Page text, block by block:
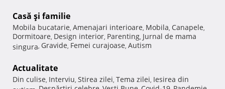
Casă şi familie
Mobila bucatarie, Amenajari interioare, Mobila, Canapele,
Dormitoare, Design interior, Parenting, Jurnal de mama
singura, Gravide, Femei curajoase, Autism
Actualitate
Din culise, Interviu, Stirea zilei, Tema zilei, Iesirea din